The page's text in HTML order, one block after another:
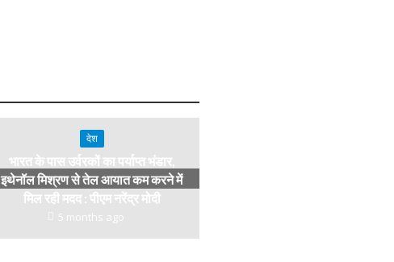
देश
भारत के पास उर्वरकों का पर्याप्त भंडार,
इथेनॉल मिश्रण से तेल आयात कम करने में
मिल रही मदद : पीएम नरेंद्र मोदी
5 months ago